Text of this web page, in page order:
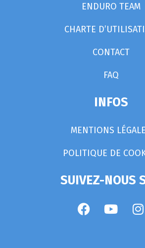
ENDURO TEAM
CHARTE
CONTACT
FAQ
INFOS
MENTIONS
POLITIQUE DE
SUIVEZ-NOUS